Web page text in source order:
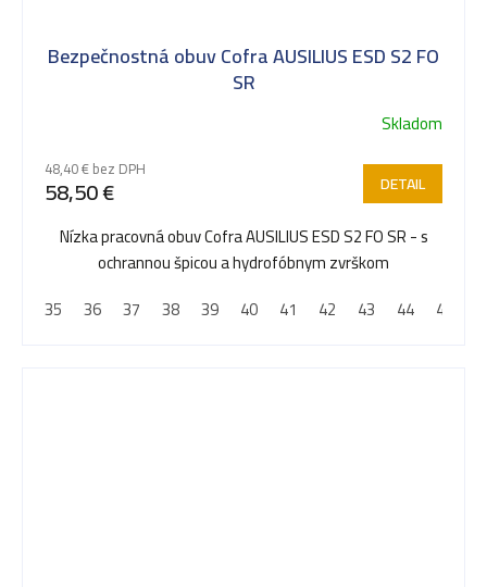
Bezpečnostná obuv Cofra AUSILIUS ESD S2 FO
SR
Skladom
48,40 € bez DPH
58,50 € DETAIL
Nízka pracovná obuv Cofra AUSILIUS ESD S2 FO SR - s
ochrannou špicou a hydrofóbnym zvrškom
35
36 37 38 39 40 41 42 43 44 45